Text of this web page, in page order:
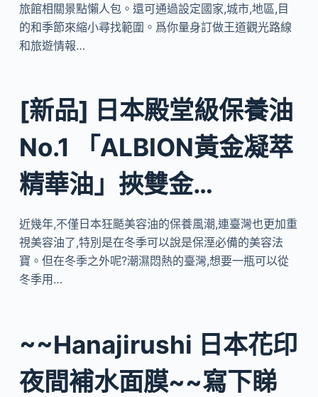
旅館相關景點懶人包。還可通過設定國家,城市,地區,目
的和季節來縮小尋找範圍。爲你量身訂做王道觀光路線
和旅遊情報…
[新品] 日本殿堂級保養油
No.1 「ALBION黃金凝萃
精華油」挾雙金…
近幾年,不僅日本狂颳美容油的保養風潮,連臺灣也更加重
視美容油了,特別是在冬季可以說是保溼必備的美容法
寶。但在冬季之外呢?潮濕悶熱的臺灣,想要一瓶可以從
冬季用…
~~Hanajirushi 日本花印
夜間補水面膜~~寫下睇